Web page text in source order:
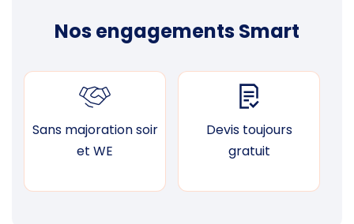
Nos engagements Smart
Sans majoration soir
et WE
Devis toujours
gratuit